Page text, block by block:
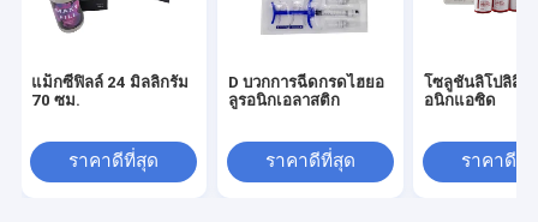
แม็กซี่ฟิลล์ 24 มิลลิกรัม
70 ซม.
ราคาดีที่สุด
D บวกการฉีดกรดไฮยอ
ลูรอนิกเอลาสติก
ราคาดีที่สุด
โซลูชั่นลิโปลิสิส
อนิกแอซิด
ราคาดีที่